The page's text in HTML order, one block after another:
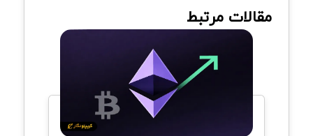
مقالات مرتبط